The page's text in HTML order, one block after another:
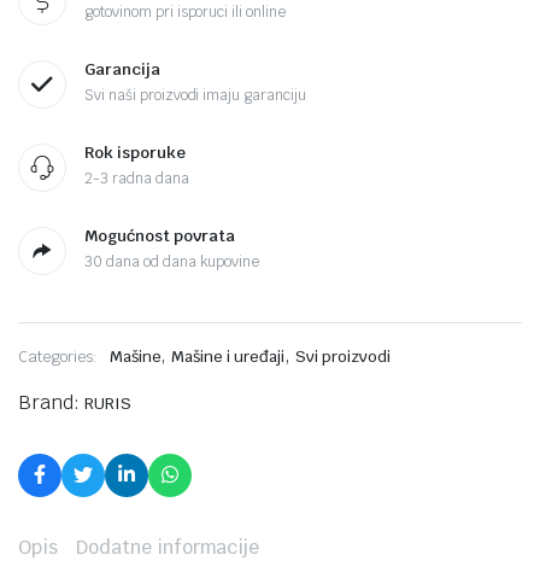
gotovinom pri isporuci ili online
Garancija
Svi naši proizvodi imaju garanciju
Rok isporuke
2-3 radna dana
Mogućnost povrata
30 dana od dana kupovine
Categories: Mašine,Mašine i uređaji, Svi proizvodi
Brand: RURIS
Opis Dodatne informacije